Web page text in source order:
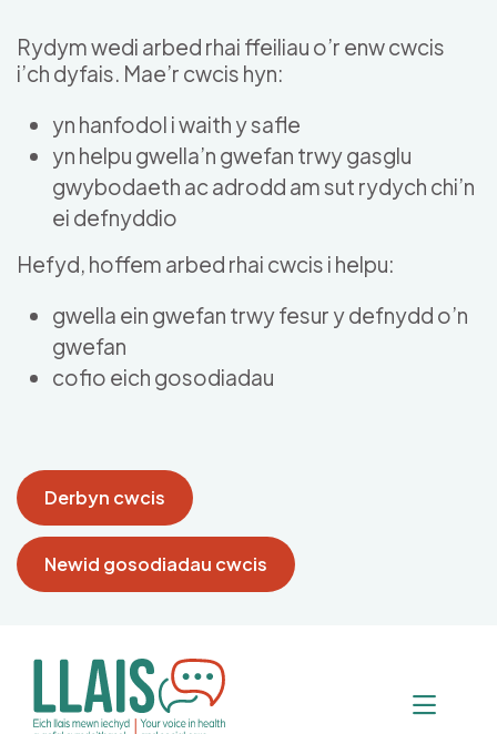
Rydym wedi arbed rhai ffeiliau o’r enw cwcis
i’ch dyfais. Mae’r cwcis hyn:
yn hanfodol i waith y safle
yn helpu gwella’n gwefan trwy gasglu
gwybodaeth ac adrodd am sut rydych chi’n
ei defnyddio
Hefyd, hoffem arbed rhai cwcis i helpu:
gwella ein gwefan trwy fesur y defnydd o’n
gwefan
cofio eich gosodiadau
Derbyn cwcis
Newid gosodiadau cwcis